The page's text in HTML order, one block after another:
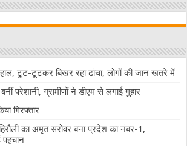
टूट-टूटकर बिखर रहा ढांचा, लोगों की जान खतरे में
परेशानी, ग्रामीणों ने डीएम से लगाई गुहार
गिरफ्तार
का अमृत सरोवर बना प्रदेश का नंबर-1,
पहचान